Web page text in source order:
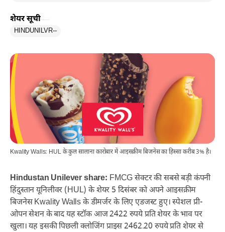
शेयर सूची
HINDUNILVR--
Kwality Walls: HUL के कुल सालाना कारोबार में आइसक्रीम बिजनेस का हिस्सा करीब 3% है।
Hindustan Unilever share: FMCG सेक्टर की सबसे बड़ी कंपनी
हिंदुस्तान यूनिलीवर (HUL) के शेयर 5 दिसंबर को अपने आइसक्रीम
बिजनेस Kwality Walls के डीमर्जर के लिए एडजस्ट हुए। स्पेशल प्री-
ओपन सेशन के बाद यह स्टॉक आज 2422 रुपये प्रति शेयर के भाव पर
खुला। यह इसकी पिछली क्लोजिंग प्राइस 2462.20 रुपये प्रति शेयर से